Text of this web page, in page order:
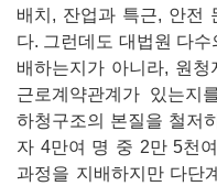
배치, 잔업과 특근, 안전
다. 그런데도 대법원 다수
배하는지가 아니라, 원
근로계약관계가 있는지
하청구조의 본질을 철저
자 4만여 명 중 2만 5천
과정을 지배하지만 다단